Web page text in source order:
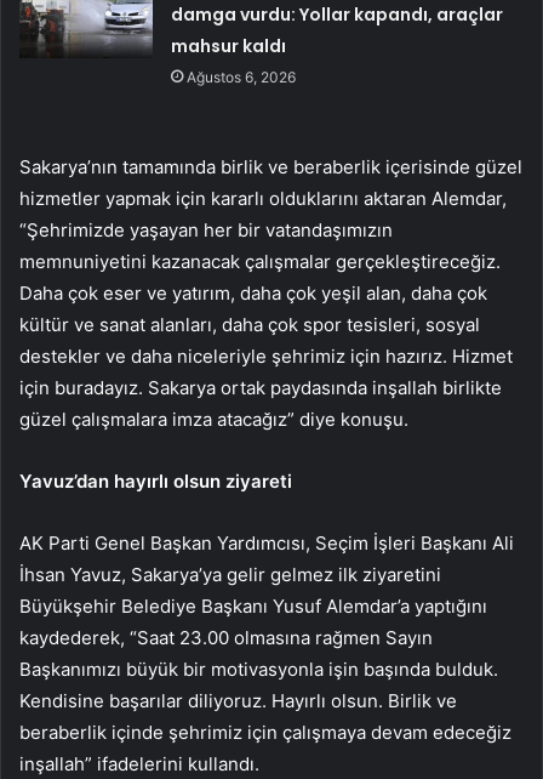
damga vurdu: Yollar kapandı, araçlar
mahsur kaldı
Ağustos 6, 2026
Sakarya’nın tamamında birlik ve beraberlik içerisinde güzel
hizmetler yapmak için kararlı olduklarını aktaran Alemdar,
“Şehrimizde yaşayan her bir vatandaşımızın
memnuniyetini kazanacak çalışmalar gerçekleştireceğiz.
Daha çok eser ve yatırım, daha çok yeşil alan, daha çok
kültür ve sanat alanları, daha çok spor tesisleri, sosyal
destekler ve daha niceleriyle şehrimiz için hazırız. Hizmet
için buradayız. Sakarya ortak paydasında inşallah birlikte
güzel çalışmalara imza atacağız” diye konuşu.
Yavuz’dan hayırlı olsun ziyareti
AK Parti Genel Başkan Yardımcısı, Seçim İşleri Başkanı Ali
İhsan Yavuz, Sakarya’ya gelir gelmez ilk ziyaretini
Büyükşehir Belediye Başkanı Yusuf Alemdar’a yaptığını
kaydederek, “Saat 23.00 olmasına rağmen Sayın
Başkanımızı büyük bir motivasyonla işin başında bulduk.
Kendisine başarılar diliyoruz. Hayırlı olsun. Birlik ve
beraberlik içinde şehrimiz için çalışmaya devam edeceğiz
inşallah” ifadelerini kullandı.